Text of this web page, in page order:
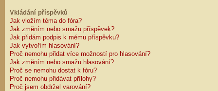
Vkládání příspěvků
Jak vložím téma do fóra?
Jak změním nebo smažu příspěvek?
Jak přidám podpis k mému příspěvku?
Jak vytvořím hlasování?
Proč nemohu přidat více možností pro hlasování?
Jak změním nebo smažu hlasování?
Proč se nemohu dostat k fóru?
Proč nemohu přidávat přílohy?
Proč jsem obdržel varování?